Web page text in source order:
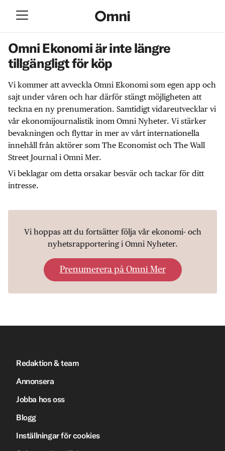
Omni Ekonomi är inte längre
tillgängligt för köp
Vi kommer att avveckla Omni Ekonomi som egen app och
sajt under våren och har därför stängt möjligheten att
teckna en ny prenumeration. Samtidigt vidareutvecklar vi
vår ekonomijournalistik inom Omni Nyheter. Vi stärker
bevakningen och flyttar in mer av vårt internationella
innehåll från aktörer som The Economist och The Wall
Street Journal i Omni Mer.
Vi beklagar om detta orsakar besvär och tackar för ditt
intresse.
Vi hoppas att du fortsätter följa vår ekonomi- och
nyhetsrapportering i Omni Nyheter.
Prenumerera på Omni Mer
Redaktion & team
Annonsera
Jobba hos oss
Blogg
Inställningar för cookies